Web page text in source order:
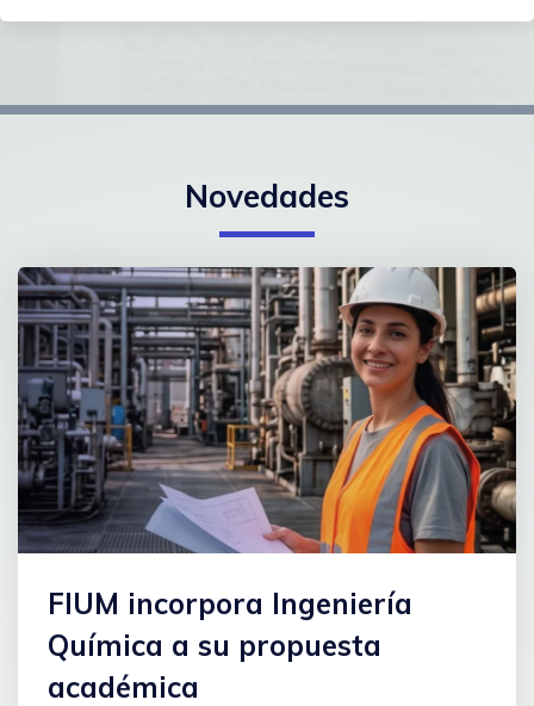
Novedades
FIUM incorpora Ingeniería
Química a su propuesta
académica